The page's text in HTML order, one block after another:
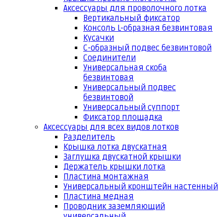
Аксессуары для проволочного лотка
Вертикальный фиксатор
Консоль L-образная безвинтовая
Кусачки
С-образный подвес безвинтовой
Соединители
Универсальная скоба
безвинтовая
Универсальный подвес
безвинтовой
Универсальный суппорт
Фиксатор площадка
Аксессуары для всех видов лотков
Разделитель
Крышка лотка двускатная
Заглушка двускатной крышки
Держатель крышки лотка
Пластина монтажная
Универсальный кронштейн настенный
Пластина медная
Проводник заземляющий